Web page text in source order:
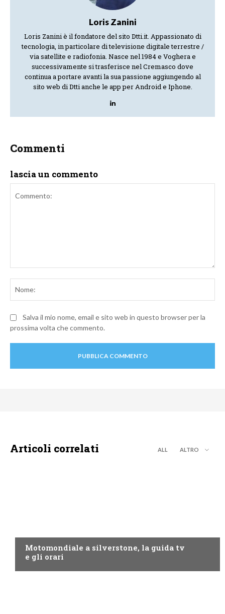
Loris Zanini
Loris Zanini è il fondatore del sito Dtti.it. Appassionato di
tecnologia, in particolare di televisione digitale terrestre /
via satellite e radiofonia. Nasce nel 1984 e Voghera e
successivamente si trasferisce nel Cremasco dove
continua a portare avanti la sua passione aggiungendo al
sito web di Dtti anche le app per Android e Iphone.
Commenti
lascia un commento
Salva il mio nome, email e sito web in questo browser per la
prossima volta che commento.
Articoli correlati ALL ALTRO
Motomondiale a silverstone, la guida tv
e gli orari